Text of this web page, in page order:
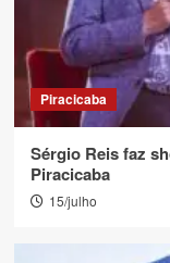
Piracicaba
Sérgio Reis faz
Piracicaba
15/julho